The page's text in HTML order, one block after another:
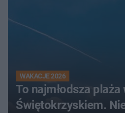
WAKACJE 2026
To najmłodsza plaża
Świętokrzyskiem.